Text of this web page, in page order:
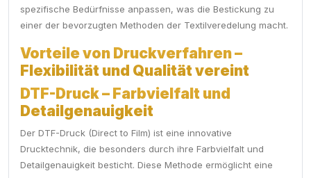
spezifische Bedürfnisse anpassen, was die Bestickung zu
einer der bevorzugten Methoden der Textilveredelung macht.
Vorteile von Druckverfahren –
Flexibilität und Qualität vereint
DTF-Druck – Farbvielfalt und
Detailgenauigkeit
Der DTF-Druck (Direct to Film) ist eine innovative
Drucktechnik, die besonders durch ihre Farbvielfalt und
Detailgenauigkeit besticht. Diese Methode ermöglicht eine